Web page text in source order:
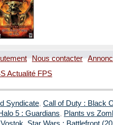
Nous contacter
Syndicate, Call of Duty : Black
5 : Guardians, Plants vs